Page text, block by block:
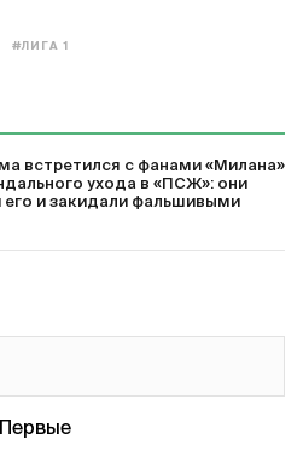
#ЛИГА 1
встретился с фанами «Милана»
ухода в «ПСЖ»: они
его и закидали фальшивыми
Первые